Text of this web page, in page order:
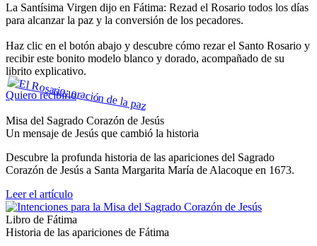
La Santísima Virgen dijo en Fátima: Rezad el Rosario todos los días
para alcanzar la paz y la conversión de los pecadores.
Haz clic en el botón abajo y descubre cómo rezar el Santo Rosario y
recibir este bonito modelo blanco y dorado, acompañado de su
librito explicativo.
Quiero recibirlo
Misa del Sagrado Corazón de Jesús
Un mensaje de Jesús que cambió la historia
Descubre la profunda historia de las apariciones del Sagrado
Corazón de Jesús a Santa Margarita María de Alacoque en 1673.
Leer el artículo
Libro de Fátima
Historia de las apariciones de Fátima